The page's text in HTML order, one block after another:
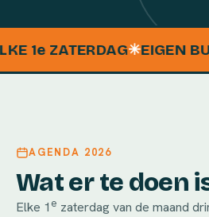
1eZATERDAG✳EIGEN
AGENDA 2026
Wat er te doen
Elke 1 e zaterdag van de maand